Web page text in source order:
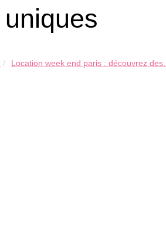
Location week end paris : découvrez